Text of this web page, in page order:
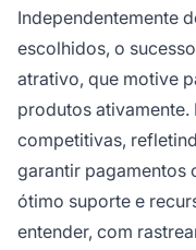
Independentemente
escolhidos, o
atrativo, que motive
produtos
competitivas,
garantir pagamentos
ótimo suporte e
entender, com